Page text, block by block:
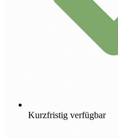
Kurzfristig verfügbar